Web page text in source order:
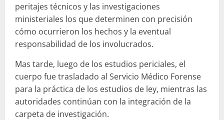
peritajes técnicos y las investigaciones
ministeriales los que determinen con precisión
cómo ocurrieron los hechos y la eventual
responsabilidad de los involucrados.
Mas tarde, luego de los estudios periciales, el
cuerpo fue trasladado al Servicio Médico Forense
para la práctica de los estudios de ley, mientras las
autoridades continúan con la integración de la
carpeta de investigación.